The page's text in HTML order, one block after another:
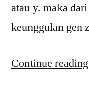
atau y. maka
keunggulan gen
Continue reading